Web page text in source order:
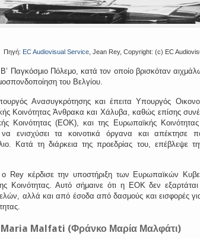
Πηγή: EC Audiovisual Service, Jean Rey, Copyright: (c) EC
Παγκόσμιο Πόλεμο, κατά τον οποίο βρισκόταν
του Βελγίου.
Ανασυγκρότησης και έπειτα Υπουργός
Κοινότητας Άνθρακα και Χάλυβα, καθώς επίσης
Κοινότητας (ΕΟΚ), και της Ευρωπαϊκής Κοινότητας
ενισχύσει τα κοινοτικά όργανα και απέκτησε
Κατά τη διάρκεια της προεδρίας του, επέβλεψε
Rey κέρδισε την υποστήριξη των Ευρωπαϊκών
Κοινότητας. Αυτό σήμαινε ότι η ΕΟΚ δεν
αλλά και από έσοδα από δασμούς και εισφορές
Malfati (Φράνκο Μαρία Μαλφάτι)